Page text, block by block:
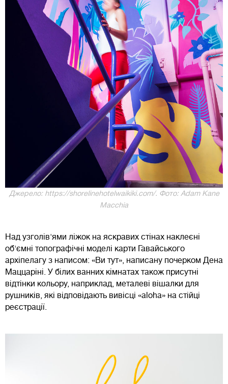
Джерело: https://shorelinehotelwaikiki.com/. Фото: Adam Kane
Macchia
Над узголів'ями ліжок на яскравих стінах наклеєні
об'ємні топографічні моделі карти Гавайського
архіпелагу з написом: «Ви тут», написану почерком Дена
Маццаріні. У білих ванних кімнатах також присутні
відтінки кольору, наприклад, металеві вішалки для
рушників, які відповідають вивісці «aloha» на стійці
реєстрації.